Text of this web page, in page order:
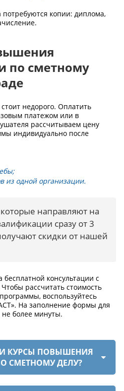
потребуются копии: диплома,
по сметному
недорого. Оплатить
платежом или в
рассчитываем цену
индивидуально после
из одной организации.
направляют на
сразу от 3
скидки от нашей
консультации с
рассчитать стоимость
воспользуйтесь
На заполнение формы для
не более минуты.
КУРСЫ ПОВЫШЕНИЯ
СМЕТНОМУ ДЕЛУ?